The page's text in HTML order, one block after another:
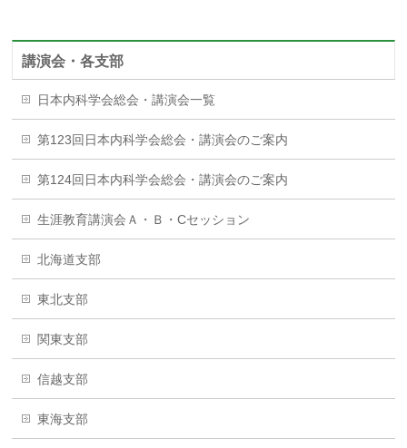
講演会・各支部
日本内科学会総会・講演会一覧
第123回日本内科学会総会・講演会のご案内
第124回日本内科学会総会・講演会のご案内
生涯教育講演会Ａ・Ｂ・Cセッション
北海道支部
東北支部
関東支部
信越支部
東海支部